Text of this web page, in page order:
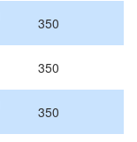
350
350
350